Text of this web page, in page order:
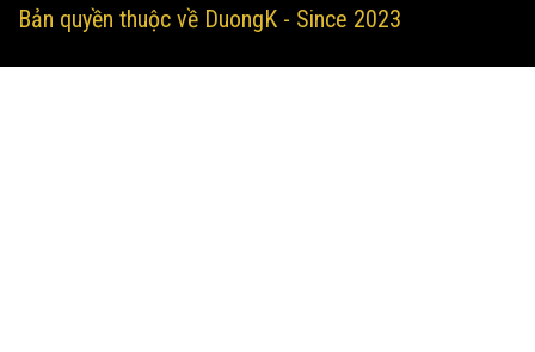
Bản quyền thuộc về DuongK - Since 2023